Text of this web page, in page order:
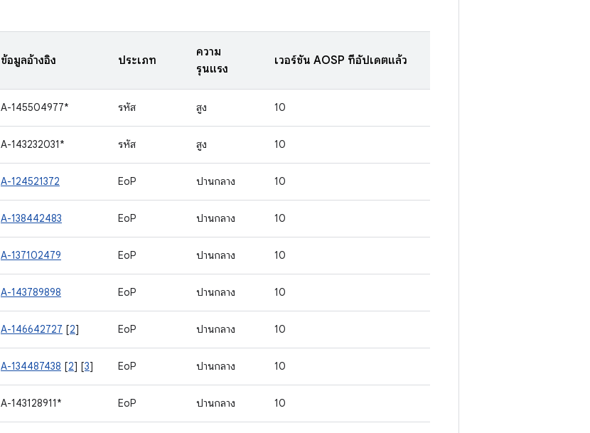
ข้อมูลอ้างอิง ประเภท
ความ
รุนแรง
เวอร์ชัน AOSP ที่อัปเดตแล้ว
A-145504977* รหัส สูง 10
A-143232031* รหัส สูง 10
A-124521372 EoP ปานกลาง 10
A-138442483 EoP ปานกลาง 10
A-137102479 EoP ปานกลาง 10
A-143789898 EoP ปานกลาง 10
A-146642727 [2] EoP ปานกลาง 10
A-134487438 [2] [3] EoP ปานกลาง 10
A-143128911* EoP ปานกลาง 10